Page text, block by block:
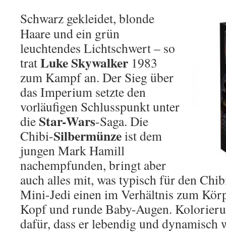
Schwarz gekleidet, blonde
Haare und ein grün
leuchtendes Lichtschwert – so
tratLuke Skywalker 1983
zum Kampf an. Der Sieg über
das Imperium setzte den
vorläufigen Schlusspunkt unter
die Star-Wars-Saga. Die
Chibi-Silbermünzeist dem
jungen Mark Hamill
nachempfunden, bringt aber
auch alles mit, was typisch für den
Mini-Jedi einen im Verhältnis zum
Kopf und runde Baby-Augen.
dafür, dass er lebendig und dynamisch